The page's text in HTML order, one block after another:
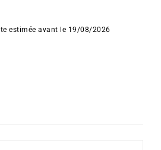
estimée avant le 19/08/2026